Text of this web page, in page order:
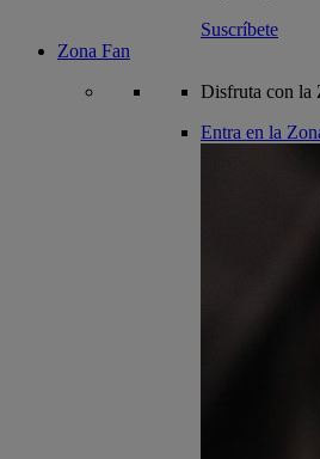
Suscríbete
Zona Fan
Disfruta con la
Entra en la